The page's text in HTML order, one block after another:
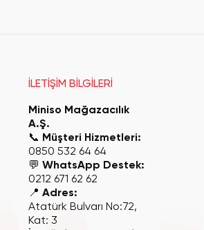
İLETİŞİM BİLGİLERİ
Miniso Mağazacılık
A.Ş.
📞 Müşteri Hizmetleri:
0850 532 64 64
💬WhatsApp Destek:
0212 671 62 62
📍Adres:
Atatürk Bulvarı No:72,
Kat: 3